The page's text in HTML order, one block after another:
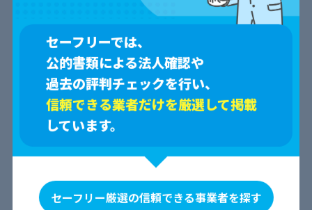
口コミ一覧
見つかりません。
会社概要
セーフリーでは、
公的書類による法人確認や
過去の評判チェックを行い、
信頼できる業者だけを厳選して掲載
しています。
セーフリー厳選の信頼できる事業者を探す